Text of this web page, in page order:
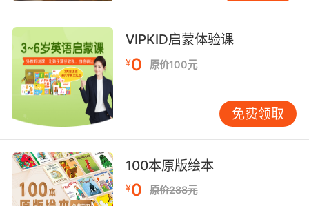
VIPKID启蒙体验课
¥0 原价100元
免费领取
100本原版绘本
¥0 原价288元